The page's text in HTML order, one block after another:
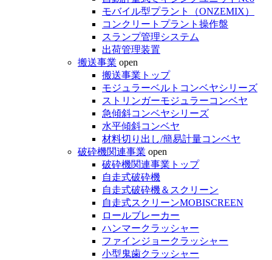
モバイル型プラント（ONZEMIX）
コンクリートプラント操作盤
スランプ管理システム
出荷管理装置
搬送事業 open
搬送事業トップ
モジュラーベルトコンベヤシリーズ
ストリンガーモジュラーコンベヤ
急傾斜コンベヤシリーズ
水平傾斜コンベヤ
材料切り出し/簡易計量コンベヤ
破砕機関連事業 open
破砕機関連事業トップ
自走式破砕機
自走式破砕機＆スクリーン
自走式スクリーンMOBISCREEN
ロールブレーカー
ハンマークラッシャー
ファインジョークラッシャー
小型鬼歯クラッシャー